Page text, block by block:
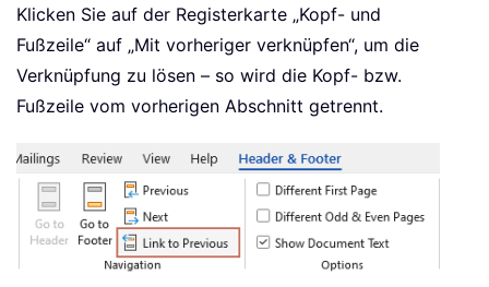
Klicken Sie auf der Registerkarte „Kopf- und
Fußzeile“ auf „Mit vorheriger verknüpfen“, um die
Verknüpfung zu lösen – so wird die Kopf- bzw.
Fußzeile vom vorherigen Abschnitt getrennt.